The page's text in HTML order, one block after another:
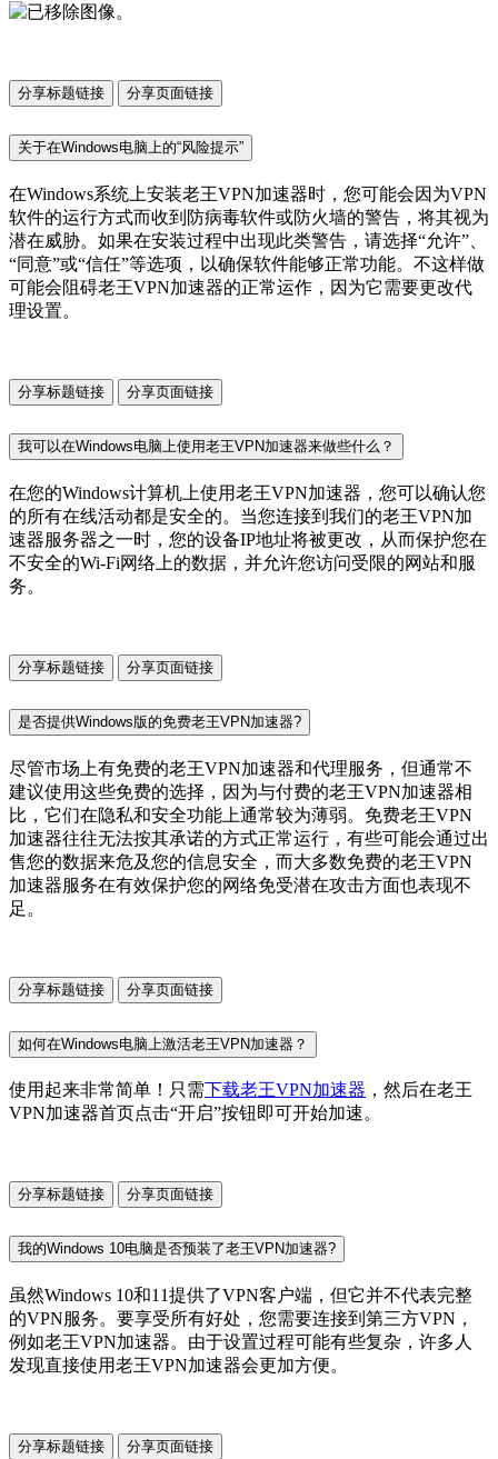
分享标题链接 分享页面链接
关于在Windows电脑上的“风险提示”
在Windows系统上安装老王VPN加速器时，您可能会因为VPN
软件的运行方式而收到防病毒软件或防火墙的警告，将其视为
潜在威胁。如果在安装过程中出现此类警告，请选择“允许”、
“同意”或“信任”等选项，以确保软件能够正常功能。不这样做
可能会阻碍老王VPN加速器的正常运作，因为它需要更改代
理设置。
分享标题链接 分享页面链接
我可以在Windows电脑上使用老王VPN加速器来做些什么？
在您的Windows计算机上使用老王VPN加速器，您可以确认您
的所有在线活动都是安全的。当您连接到我们的老王VPN加
速器服务器之一时，您的设备IP地址将被更改，从而保护您在
不安全的Wi-Fi网络上的数据，并允许您访问受限的网站和服
务。
分享标题链接 分享页面链接
是否提供Windows版的免费老王VPN加速器?
尽管市场上有免费的老王VPN加速器和代理服务，但通常不
建议使用这些免费的选择，因为与付费的老王VPN加速器相
比，它们在隐私和安全功能上通常较为薄弱。免费老王VPN
加速器往往无法按其承诺的方式正常运行，有些可能会通过出
售您的数据来危及您的信息安全，而大多数免费的老王VPN
加速器服务在有效保护您的网络免受潜在攻击方面也表现不
足。
分享标题链接 分享页面链接
如何在Windows电脑上激活老王VPN加速器？
使用起来非常简单！只需 下载老王VPN加速器 ，然后在老王
VPN加速器首页点击“开启”按钮即可开始加速。
分享标题链接 分享页面链接
我的Windows 10电脑是否预装了老王VPN加速器?
虽然Windows 10和11提供了VPN客户端，但它并不代表完整
的VPN服务。要享受所有好处，您需要连接到第三方VPN，
例如老王VPN加速器。由于设置过程可能有些复杂，许多人
发现直接使用老王VPN加速器会更加方便。
分享标题链接 分享页面链接